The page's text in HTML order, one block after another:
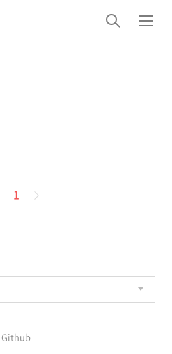
검
색
메
뉴
페
1
Github